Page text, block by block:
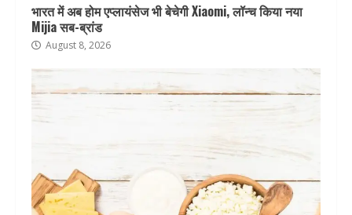
भारत में अब होम एप्लायंसेज भी बेचेगी Xiaomi, लॉन्च किया नया
Mijia सब-ब्रांड
August 8, 2026